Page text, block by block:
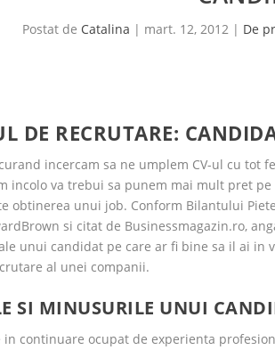
Postat de Catalina | mart. 12, 2012| De
DE RECRUTARE:
incercam sa ne umplem CV-ul cu
incolo va trebui sa punem mai mult pret
obtinerea unui job. Conform Bilantului
si citat de Businessmagazin.ro,
unui candidat pe care ar fi bine sa il ai in
al unei companii.
SI MINUSURILE UNUI
in continuare ocupat de experienta